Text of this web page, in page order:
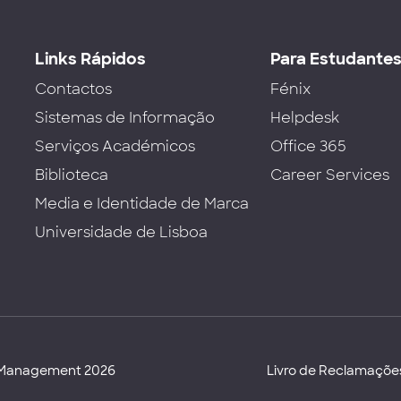
Links Rápidos
Contactos
Sistemas de Informação
Serviços Académicos
Biblioteca
Media e Identidade de Marca
Universidade de Lisboa
Para
Fénix
Helpdesk
Office 365
Career Services
2026 Livro de